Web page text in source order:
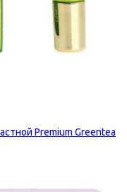
Premium Greentea